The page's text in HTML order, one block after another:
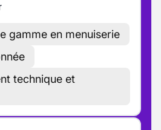
gamme en menuiserie
technique et